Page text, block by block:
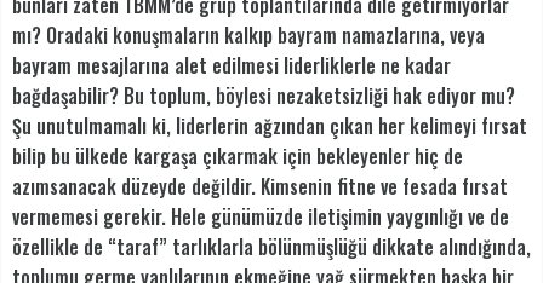
mı? Oradaki konuşmaların kalkıp bayram namazlarına, veya
bayram mesajlarına alet edilmesi liderliklerle ne kadar
bağdaşabilir? Bu toplum, böylesi nezaketsizliği hak ediyor mu?
Şu unutulmamalı ki, liderlerin ağzından çıkan her kelimeyi fırsat
bilip bu ülkede kargaşa çıkarmak için bekleyenler hiç de
azımsanacak düzeyde değildir. Kimsenin fitne ve fesada fırsat
vermemesi gerekir. Hele günümüzde iletişimin yaygınlığı ve de
özellikle de “taraf” tarlıklarla bölünmüşlüğü dikkate alındığında,
toplumu germe yanlılarının ekmeğine yağ sürmekten başka bir